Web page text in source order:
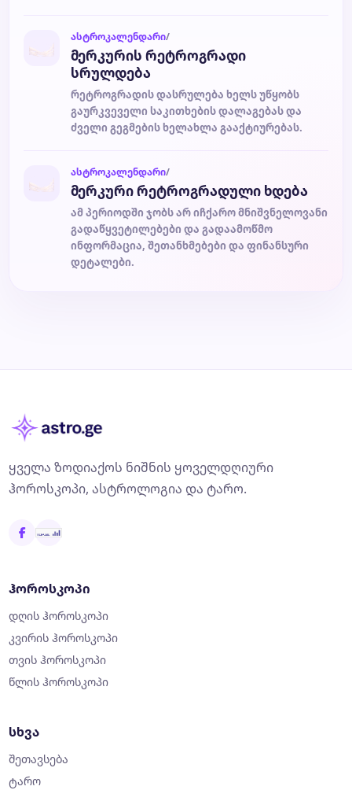
ასტროკალენდარი/
მერკურის რეტროგრადი
სრულდება
რეტროგრადის დასრულება ხელს უწყობს
გაურკვეველი საკითხების დალაგებას და
ძველი გეგმების ხელახლა გააქტიურებას.
ასტროკალენდარი/
მერკური რეტროგრადული ხდება
ამ პერიოდში ჯობს არ იჩქარო მნიშვნელოვანი
გადაწყვეტილებები და გადაამოწმო
ინფორმაცია, შეთანხმებები და ფინანსური
დეტალები.
ყველა ზოდიაქოს ნიშნის ყოველდღიური
ჰოროსკოპი, ასტროლოგია და ტარო.
ჰოროსკოპი
დღის ჰოროსკოპი
კვირის ჰოროსკოპი
თვის ჰოროსკოპი
წლის ჰოროსკოპი
სხვა
შეთავსება
ტარო